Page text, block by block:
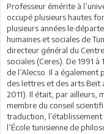
Professeur émérite à
occupé plusieurs hautes
plusieurs années le
humaines et sociales de
directeur général du
sociales (Ceres). De 1991
de l’Alecso. Il a également
des lettres et des arts Beït
2011). Il était, par ailleurs,
membre du conseil
traduction,
l’École tunisienne de